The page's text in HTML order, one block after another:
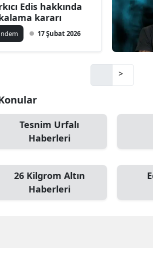
Hatay
Kastamonu
Kayseri
Kırklareli
Kırşehir
Edis hakkında
kararı
17 Şubat 2026
>
Tesnim Urfalı
Haberleri
26 Kilgrom Altın
Haberleri